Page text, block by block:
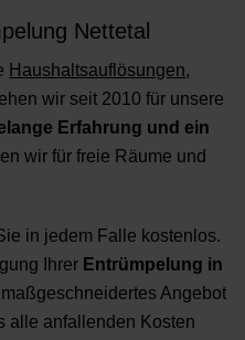
Nettetal
Haushaltsauflösungen,
wir seit 2010 für unsere
Erfahrung und ein
wir für freie Räume und
in jedem Falle kostenlos.
Ihrer Entrümpelung in
Angebot
alle anfallenden Kosten